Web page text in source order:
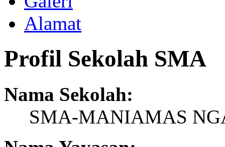
Alamat
Profil Sekolah SMA
Nama Sekolah:
SMA-MANIAMAS